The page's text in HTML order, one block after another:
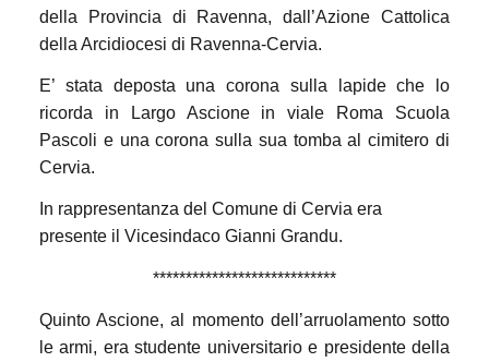
della Provincia di Ravenna, dall’Azione Cattolica
della Arcidiocesi di Ravenna-Cervia.
E’ stata deposta una corona sulla lapide che lo
ricorda in Largo Ascione in viale Roma Scuola
Pascoli e unacorona sulla sua tomba al cimitero di
Cervia.
In rappresentanza del Comune di Cervia era
presente il Vicesindaco Gianni Grandu.
****************************
Quinto Ascione, al momento dell’arruolamento sotto
le armi, era studente universitario e presidente della